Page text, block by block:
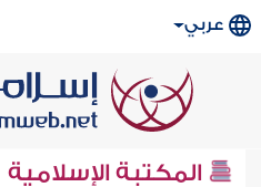
عربي
المكتبة الإسلامية